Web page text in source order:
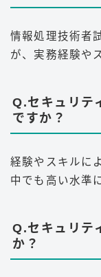
情報処理技術者
が、実務経験や
Q.セキュリテ
ですか？
経験やスキルに
中でも高い水準
Q.セキュリテ
か？